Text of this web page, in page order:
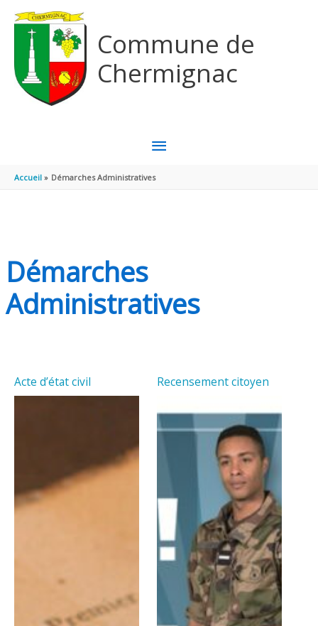
Commune de
Chermignac
MENU
PRINCIPAL
Accueil Démarches Administratives
Démarches
Administratives
Acte d’état civil Recensement citoyen